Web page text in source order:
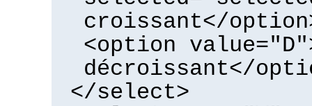
croissant</
<option
décroissant</
</select>